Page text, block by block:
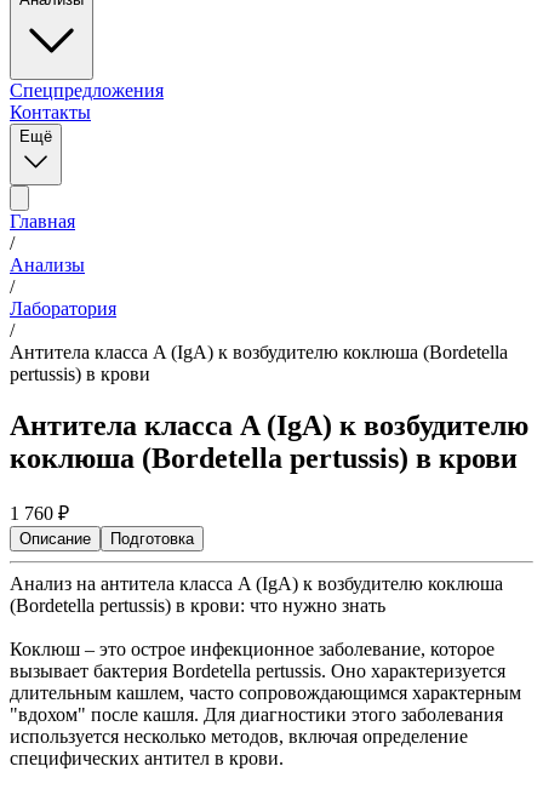
Спецпредложения
Контакты
Ещё
Главная
/
Анализы
/
Лаборатория
/
Антитела класса A (IgA) к возбудителю коклюша (Bordetella
pertussis) в крови
Антитела класса A (IgA) к возбудителю
коклюша (Bordetella pertussis) в крови
1 760 ₽
Описание Подготовка
Анализ на антитела класса A (IgA) к возбудителю коклюша
(Bordetella pertussis) в крови: что нужно знать
Коклюш – это острое инфекционное заболевание, которое
вызывает бактерия Bordetella pertussis. Оно характеризуется
длительным кашлем, часто сопровождающимся характерным
"вдохом" после кашля. Для диагностики этого заболевания
используется несколько методов, включая определение
специфических антител в крови.